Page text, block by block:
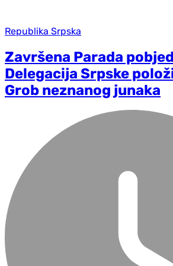
Republika Srpska
Završena Parada
Delegacija Srpske
Grob neznanog junaka